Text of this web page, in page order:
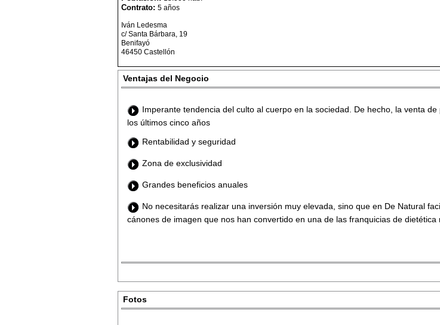
Contrato: 5 años
Iván Ledesma
c/ Santa Bárbara, 19
Benifayó
46450 Castellón
Ventajas del Negocio
Imperante tendencia del culto al cuerpo en la sociedad. De hecho, la venta
los últimos cinco años
Rentabilidad y seguridad
Zona de exclusividad
Grandes beneficios anuales
No necesitarás realizar una inversión muy elevada, sino que en De Natural
cánones de imagen que nos han convertido en una de las franquicias de
Fotos